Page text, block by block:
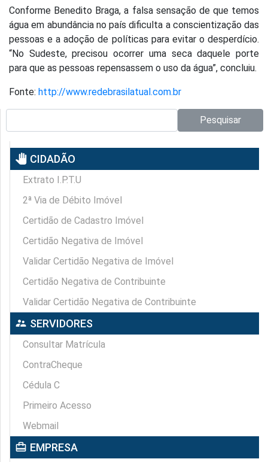
Conforme Benedito Braga, a falsa sensação de que temos
água em abundância no país dificulta a conscientização das
pessoas e a adoção de políticas para evitar o desperdício.
“No Sudeste, precisou ocorrer uma seca daquele porte
para que as pessoas repensassem o uso da água”, concluiu.
Fonte: http://www.redebrasilatual.com.br
Pesquisar
pan_tool CIDADÃO
Extrato I.P.T.U
2ª Via de Débito Imóvel
Certidão de Cadastro Imóvel
Certidão Negativa de Imóvel
Validar Certidão Negativa de Imóvel
Certidão Negativa de Contribuinte
Validar Certidão Negativa de Contribuinte
supervisor_account SERVIDORES
Consultar Matrícula
ContraCheque
Cédula C
Primeiro Acesso
Webmail
card_travel EMPRESA